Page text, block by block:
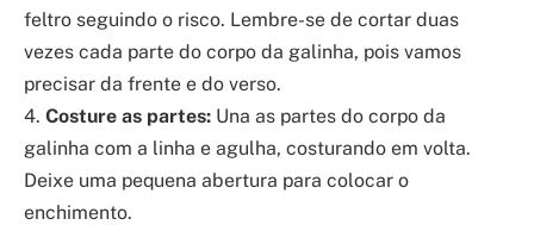
feltro seguindo o risco. Lembre-se de cortar duas
vezes cada parte do corpo da galinha, pois vamos
precisar da frente e do verso.
4. Costure as partes: Una as partes do corpo da
galinha com a linha e agulha, costurando em volta.
Deixe uma pequena abertura para colocar o
enchimento.